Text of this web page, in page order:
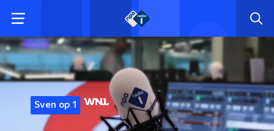
Sven op 1